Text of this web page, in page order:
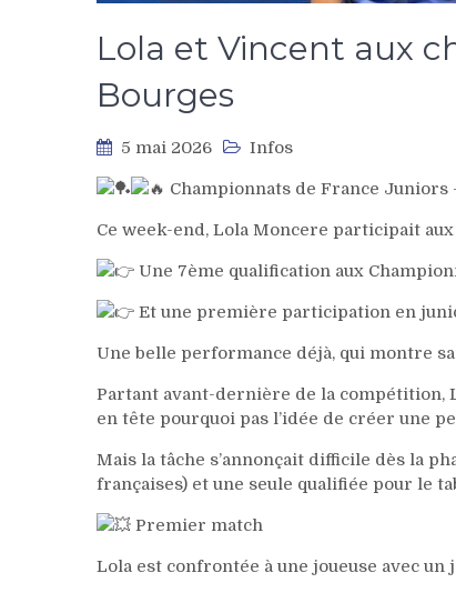
Lola et Vincent aux
Bourges
5 mai 2026 Infos
Championnats de France Juniors
Ce week-end, Lola Moncere participait
Une 7ème qualification aux
Et une première participation en
Une belle performance déjà, qui montre
Partant avant-dernière de la compétition,
en tête pourquoi pas l’idée de créer une
Mais la tâche s’annonçait difficile dès la
françaises) et une seule qualifiée pour le
Premier match
Lola est confrontée à une joueuse avec